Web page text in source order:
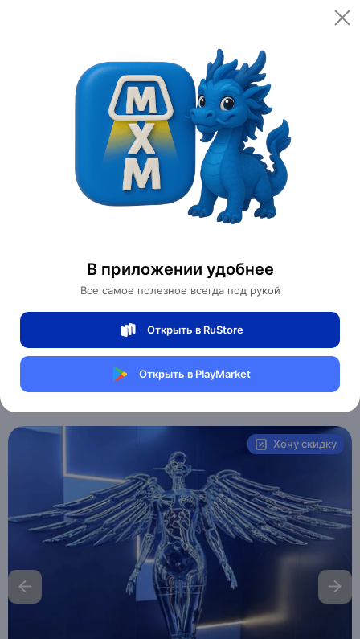
В приложении удобнее
Все самое полезное всегда под рукой
Открыть в RuStore
Открыть в PlayMarket
Открыть
Категории
Мебель для дома и офиса
Освещение для дома
Дизайнерские торшеры
Торшер Ангел хромированный с
крыльями, 210 см
0 отзывов
Магазин Weller Store
Хочу скидку